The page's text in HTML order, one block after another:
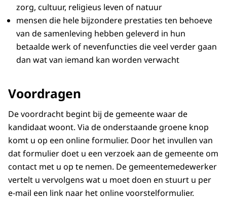
zorg, cultuur, religieus leven of natuur
mensen die hele bijzondere prestaties ten behoeve
van de samenleving hebben geleverd in hun
betaalde werk of nevenfuncties die veel verder gaan
dan wat van iemand kan worden verwacht
Voordragen
De voordracht begint bij de gemeente waar de
kandidaat woont. Via de onderstaande groene knop
komt u op een online formulier. Door het invullen van
dat formulier doet u een verzoek aan de gemeente om
contact met u op te nemen. De gemeentemedewerker
vertelt u vervolgens wat u moet doen en stuurt u per
e-mail een link naar het online voorstelformulier.